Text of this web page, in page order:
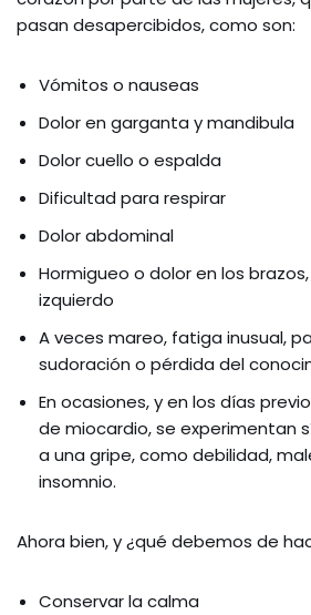
pasan desapercibidos, como son:
Vómitos o nauseas
Dolor en garganta y mandibula
Dolor cuello o espalda
Dificultad para respirar
Dolor abdominal
Hormigueo o dolor en los
izquierdo
A veces mareo, fatiga inusual,
sudoración o pérdida del
En ocasiones, y en los días
de miocardio, se experimentan
a una gripe, como debilidad,
insomnio.
Ahora bien, y ¿qué debemos de
Conservar la calma